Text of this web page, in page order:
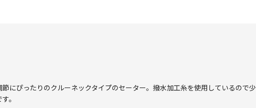
にぴったりのクルーネックタイプのセーター。撥水加工糸を使用しているので少
。